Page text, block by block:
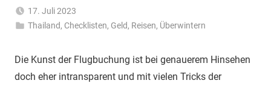
17. Juli 2023
Matt
Thailand, Checklisten, Geld, Reisen, Überwintern
Die Kunst der Flugbuchung ist bei genauerem Hinsehen
doch eher intransparent und mit vielen Tricks der